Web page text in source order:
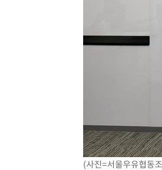
[단독]중수청 지원 검사
낮 최고 37도 찜통더위…곳곳
SK하이닉스, 용인·청주 팹
여자배구 이재영·이다영 자
외국인 심판 성 접대 7경기
[속보]코스닥, 2.86포인트
[속보]코스피, 6200선 약보
[속보]원·달러 환율, 7.7원
[속보] 노원서 40.1도 관측
[속보]종합특검, '계엄 수용
(사진=서울우유협동